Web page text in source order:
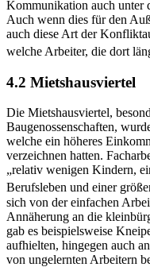
Kommunikation auch unter
Auch wenn dies für den
auch diese Art der
welche Arbeiter, die dort
4.2 Mietshausviertel
Die Mietshausviertel,
Baugenossenschaften,
welche ein höheres
verzeichnen hatten.
„relativ wenigen Kindern,
Berufsleben und einer
sich von der einfachen
Annäherung an die
gab es beispielsweise
aufhielten, hingegen auch
von ungelernten Arbeitern